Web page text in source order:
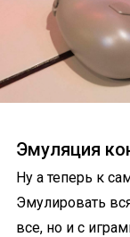
Эмуляция
Ну а теперь к
Эмулировать
все, но и с